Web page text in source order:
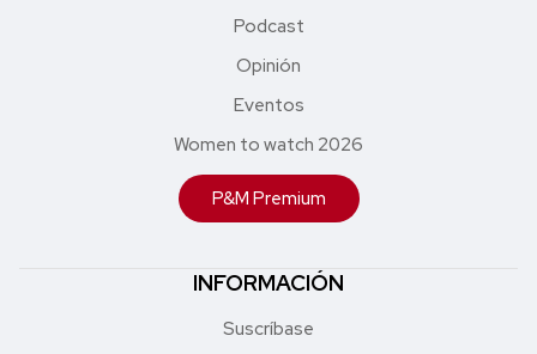
Podcast
Opinión
Eventos
Women to watch 2026
P&M Premium
INFORMACIÓN
Suscríbase